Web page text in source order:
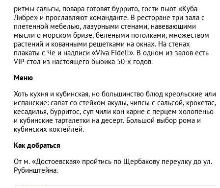
ритмы сальсы, повара готовят буррито, гости пьют «Куба
Либре» и прославляют команданте. В ресторане три зала с
плетенной мебелью, лазурными стенами, навевающими
мысли о морском бризе, белеными потолками, множеством
растений и кованными решетками на окнах. На стенах
плакаты с Че и надписи «Viva Fidel!». В одном из залов есть
VIP-стол из настоящего бьюика 50-х годов.
Меню
Хоть кухня и кубинская, но большинство блюд креольские или
испанские: салат со стейком акулы, чипсы с сальсой, крокетас,
кесадилья, бурритос, суп чили кон карне с перцем холопеньо
и кубинские тарталетки на десерт. Большой выбор рома и
кубинских коктейлей.
Как добраться
От м. «Достоевская» пройтись по Щербакову переулку до ул.
Рубинштейна.